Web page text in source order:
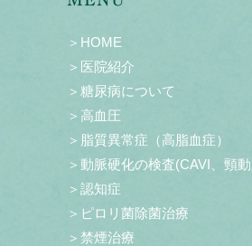
＞HOME
＞医院紹介
＞糖尿病について
＞高血圧
＞脂質異常症（高脂血症）
＞動脈硬化の検査(CAVI、頸
＞認知症
＞ピロリ菌除菌治療
＞禁煙治療